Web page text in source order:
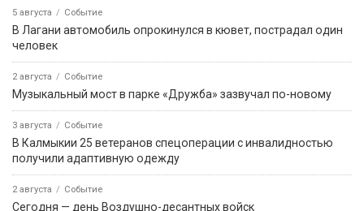
5 августа Событие
В Лагани автомобиль опрокинулся в кювет, пострадал один
человек
2 августа Событие
Музыкальный мост в парке «Дружба» зазвучал по-новому
3 августа Событие
В Калмыкии 25 ветеранов спецоперации с инвалидностью
получили адаптивную одежду
2 августа Событие
Сегодня — день Воздушно-десантных войск